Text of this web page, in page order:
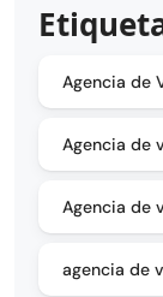
Agencia de
Agencia de
Agencia de
agencia de